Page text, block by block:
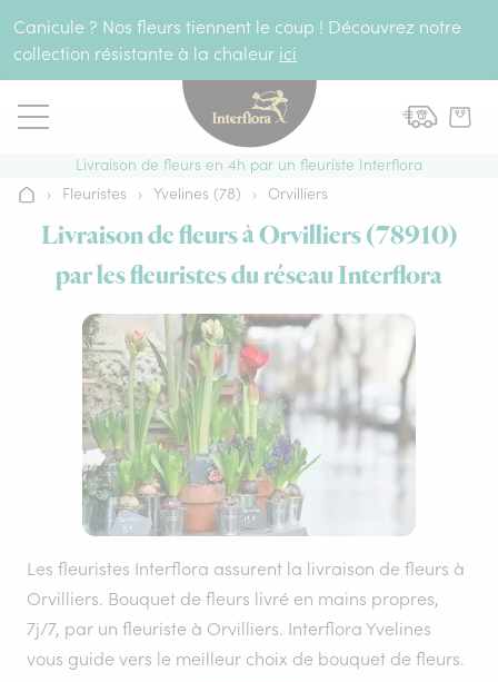
Canicule ? Nos fleurs tiennent le coup ! Découvrez notre
collection résistante à la chaleur ici
Livraison de fleurs en 4h par un fleuriste Interflora
Accueil
› Fleuristes › Yvelines (78) › Orvilliers
Livraison de fleurs à Orvilliers (78910)
par les fleuristes du réseau Interflora
Les fleuristes Interflora assurent la livraison de fleurs à
Orvilliers. Bouquet de fleurs livré en mains propres,
7j/7, par un fleuriste à Orvilliers. Interflora Yvelines
vous guide vers le meilleur choix de bouquet de fleurs.